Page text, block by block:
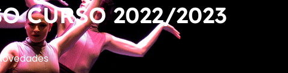
CURSO 2022/2023